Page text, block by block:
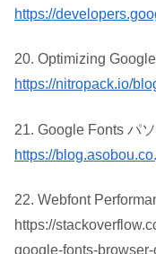
https://
20. Optimizing
https://nitropack.io/
21. Google Fonts パ
https://
22. Webfont
https://
google-fonts-